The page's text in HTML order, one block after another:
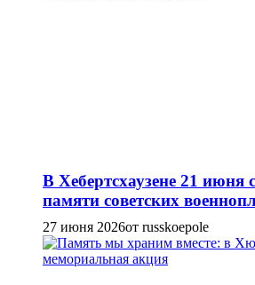
В Хебертсхаузене 21 июня
памяти советских
27 июня 2026от russkoepole